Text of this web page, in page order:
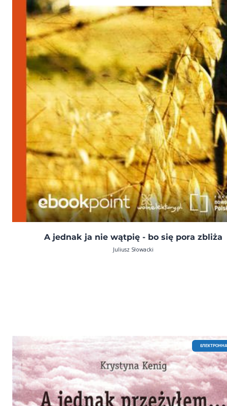
A jednak ja nie wątpię - bo się pora zbliża
Juliusz Słowacki